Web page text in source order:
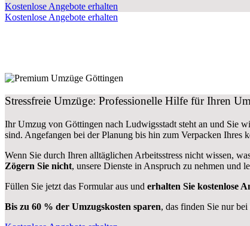
Kostenlose Angebote erhalten
Kostenlose Angebote erhalten
Stressfreie Umzüge: Professionelle Hilfe für Ihren
Ihr Umzug von Göttingen nach Ludwigsstadt steht an und Sie
sind. Angefangen bei der Planung bis hin zum Verpacken Ihres
Wenn Sie durch Ihren alltäglichen Arbeitsstress nicht wissen,
Zögern Sie nicht, unsere Dienste in Anspruch zu nehmen und
Füllen Sie jetzt das Formular aus und erhalten Sie kostenlose
Bis zu 60 % der Umzugskosten sparen, das finden Sie nur bei